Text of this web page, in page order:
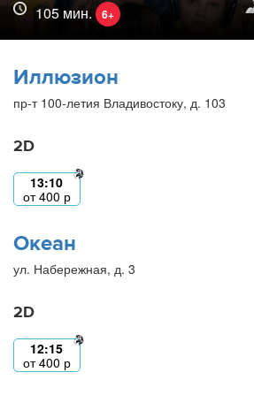
105 мин.
6+
Иллюзион
пр-т 100-летия Владивостоку, д. 103
2D
13:10
от400 р
Океан
ул. Набережная, д. 3
2D
12:15
от400 р